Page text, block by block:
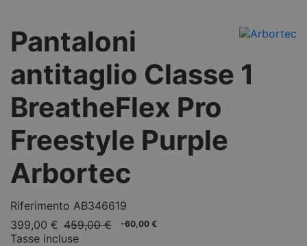
Pantaloni
antitaglio Classe 1
BreatheFlex Pro
Freestyle Purple
Arbortec
Riferimento AB346619
399,00 € 459,00 € -60,00 €
Tasse incluse